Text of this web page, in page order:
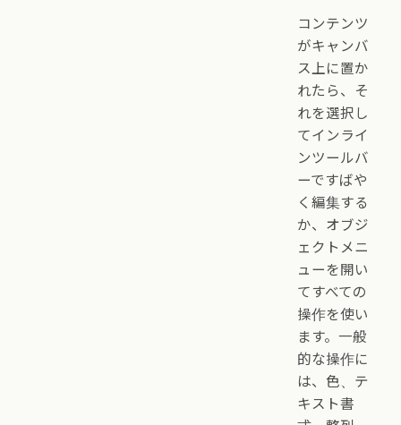
コンテンツ
がキャンバ
ス上に置か
れたら、そ
れを選択し
てインライ
ンツールバ
ーですばや
く編集する
か、オブジ
ェクトメニ
ューを開い
てすべての
操作を使い
ます。一般
的な操作に
は、色、テ
キスト書